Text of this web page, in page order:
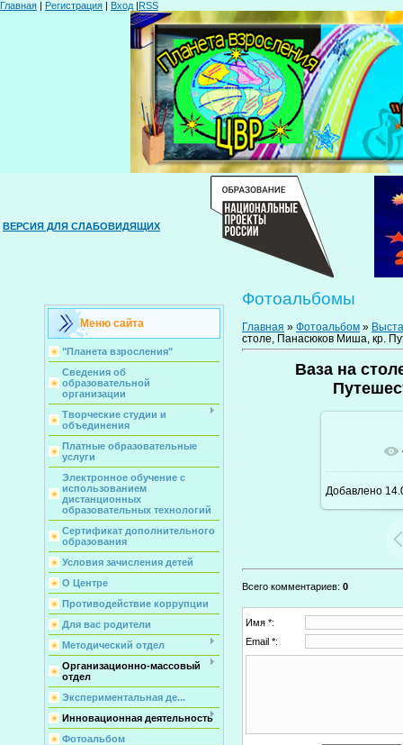
Главная | Регистрация | Вход |RSS
ВЕРСИЯ ДЛЯ СЛАБОВИДЯЩИХ
Меню сайта
"Планета взросления"
Сведения об
образовательной
организации
Творческие студии и
объединения
Платные образовательные
услуги
Электронное обучение с
использованием
дистанционных
образовательных технологий
Сертификат дополнительного
образования
Условия зачисления детей
О Центре
Противодействие коррупции
Для вас родители
Методический отдел
Организационно-массовый
отдел
Экспериментальная де...
Инновационная деятельность
Фотоальбом
Фотоальбомы
Главная » Фотоальбом »
столе, Панасюков Миша, кр.
Ваза на
В
Добавлено
Всего комментариев: 0
Имя *:
Email *: